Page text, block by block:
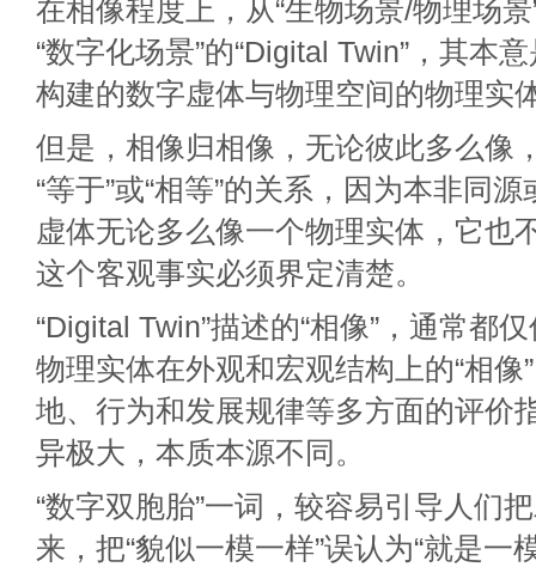
在相像程度上，从“生物场景/物理场景
“数字化场景”的“Digital Twin”，其本
构建的数字虚体与物理空间的物理实
但是，相像归相像，无论彼此多么像
“等于”或“相等”的关系，因为本非同
虚体无论多么像一个物理实体，它
这个客观事实必须界定清楚。
“Digital Twin”描述的“相像”，通常都
物理实体在外观和宏观结构上的“相像
地、行为和发展规律等多方面的评价
异极大，本质本源不同。
“数字双胞胎”一词，较容易引导人们
来，把“貌似一模一样”误认为“就是一